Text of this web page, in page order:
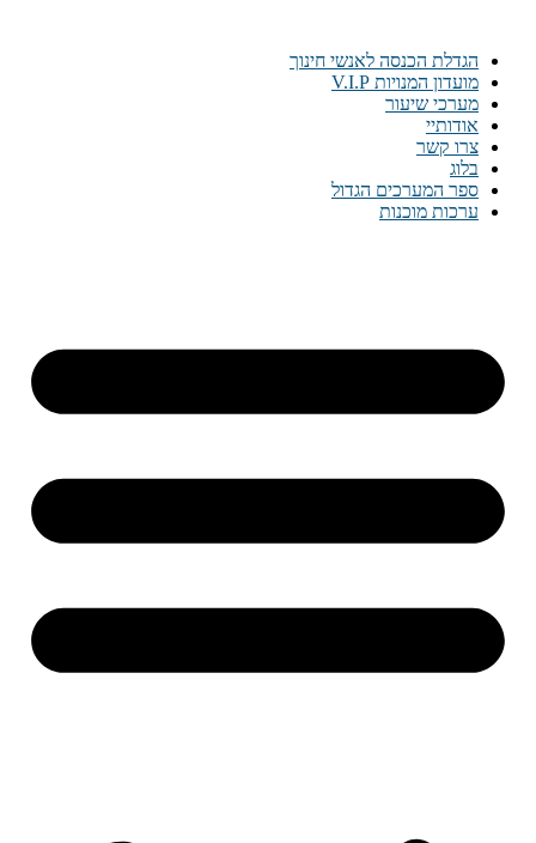
הגדלת הכנסה לאנשי חינוך
מועדון המנויות V.I.P
מערכי שיעור
אודותיי
צרו קשר
בלוג
ספר המערכים הגדול
ערכות מוכנות